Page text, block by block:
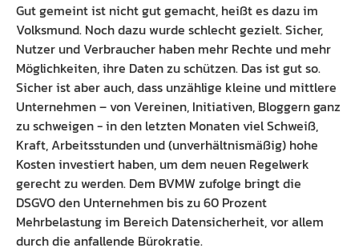
Kontakt
Datenschutz
Gut gemeint ist nicht gut gemacht, heißt es dazu im
Volksmund. Noch dazu wurde schlecht gezielt. Sicher,
Nutzer und Verbraucher haben mehr Rechte und mehr
Möglichkeiten, ihre Daten zu schützen. Das ist gut so.
Sicher ist aber auch, dass unzählige kleine und mittlere
Unternehmen – von Vereinen, Initiativen, Bloggern ganz
zu schweigen - in den letzten Monaten viel Schweiß,
Kraft, Arbeitsstunden und (unverhältnismäßig) hohe
Kosten investiert haben, um dem neuen Regelwerk
gerecht zu werden. Dem BVMW zufolge bringt die
DSGVO den Unternehmen bis zu 60 Prozent
Mehrbelastung im Bereich Datensicherheit, vor allem
durch die anfallende Bürokratie.